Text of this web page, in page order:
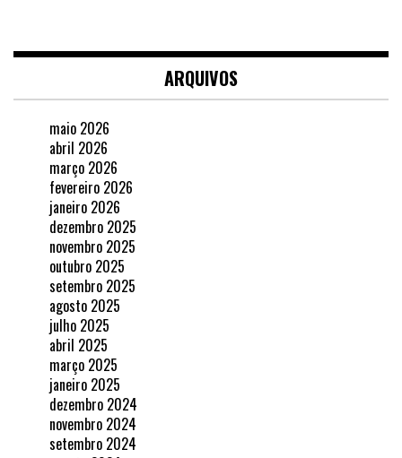
ARQUIVOS
maio 2026
abril 2026
março 2026
fevereiro 2026
janeiro 2026
dezembro 2025
novembro 2025
outubro 2025
setembro 2025
agosto 2025
julho 2025
abril 2025
março 2025
janeiro 2025
dezembro 2024
novembro 2024
setembro 2024